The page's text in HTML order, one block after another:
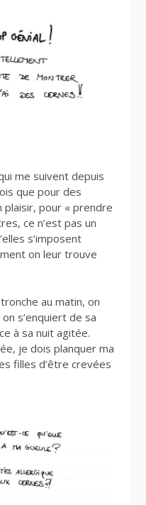
me suivent depuis
que pour des
plaisir, pour « prendre
ce n’est pas un
s’imposent
on leur trouve
au matin, on
s’enquiert de sa
à sa nuit agitée.
je dois planquer ma
filles d’être crevées